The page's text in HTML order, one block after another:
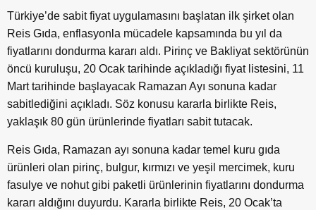
Türkiye’de sabit fiyat uygulamasını başlatan ilk şirket olan
Reis Gıda, enflasyonla mücadele kapsamında bu yıl da
fiyatlarını dondurma kararı aldı. Pirinç ve Bakliyat sektörünün
öncü kuruluşu, 20 Ocak tarihinde açıkladığı fiyat listesini, 11
Mart tarihinde başlayacak Ramazan Ayı sonuna kadar
sabitlediğini açıkladı. Söz konusu kararla birlikte Reis,
yaklaşık 80 gün ürünlerinde fiyatları sabit tutacak.
Reis Gıda, Ramazan ayı sonuna kadar temel kuru gıda
ürünleri olan pirinç, bulgur, kırmızı ve yeşil mercimek, kuru
fasulye ve nohut gibi paketli ürünlerinin fiyatlarını dondurma
kararı aldığını duyurdu. Kararla birlikte Reis, 20 Ocak’ta